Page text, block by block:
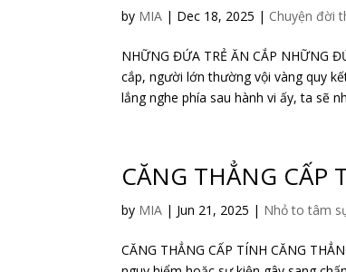
by MIA | Dec 18, 2025 | Chuyện đời
NHỮNG ĐỨA TRẺ ĂN CẮP NHỮNG
cắp, người lớn thường vội vàng quy
lắng nghe phía sau hành vi ấy, ta sẽ
CĂNG THẲNG CẤP
by MIA | Jun 21, 2025 | Nhỏ to tâm
CĂNG THẲNG CẤP TÍNH CĂNG